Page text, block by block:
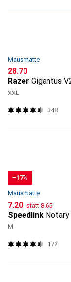
Mausmatte
CHF
28.70
Razer Gigantus
XXL
348
−17%
Mausmatte
CHF
7.20 statt CHF
8.65
Speedlink Notary
M
172